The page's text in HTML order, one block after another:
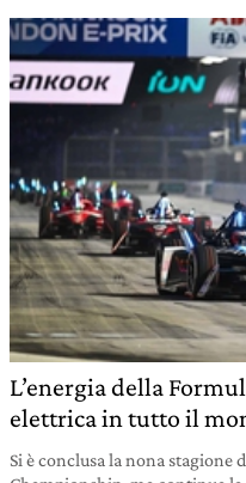
L’energia della
elettrica in tutto il
Si è conclusa la nona stagione